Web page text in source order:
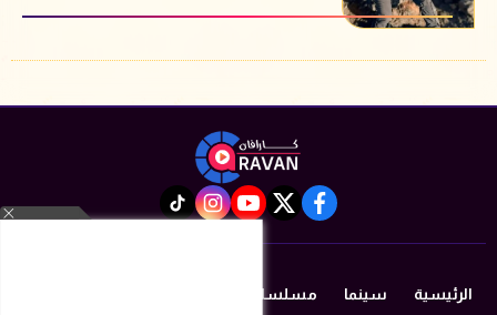
facebook
twitter
youtube
instagram
tiktok
الرئيسية سينما مسلسلات رمضان 2026